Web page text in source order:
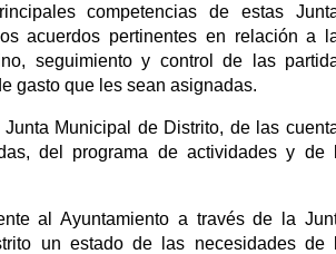
competencias de estas
acuerdos pertinentes en relación a
seguimiento y control de las
gasto que les sean asignadas.
Municipal de Distrito, de las
del programa de actividades y de
al Ayuntamiento a través de la
un estado de las necesidades de